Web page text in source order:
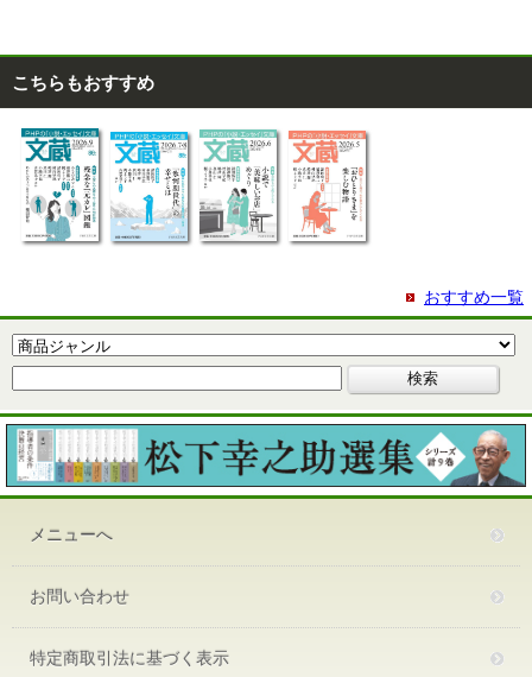
こちらもおすすめ
おすすめ一覧
メニューへ
お問い合わせ
特定商取引法に基づく表示